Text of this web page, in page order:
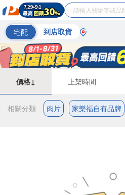
宅配 到店取貨
價格↓ 上架時間
相關分類 肉片 家樂福自有品牌